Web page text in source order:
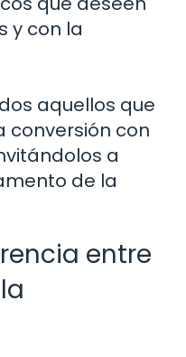
y con la
aquellos que
conversión con
a
de la
entre